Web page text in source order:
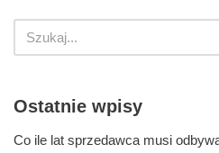
Ostatnie wpisy
Co ile lat sprzedawca musi